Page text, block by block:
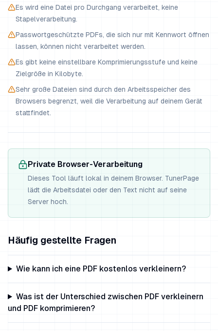
Es wird eine Datei pro Durchgang verarbeitet, keine
Stapelverarbeitung.
Passwortgeschützte PDFs, die sich nur mit Kennwort öffnen
lassen, können nicht verarbeitet werden.
Es gibt keine einstellbare Komprimierungsstufe und keine
Zielgröße in Kilobyte.
Sehr große Dateien sind durch den Arbeitsspeicher des
Browsers begrenzt, weil die Verarbeitung auf deinem Gerät
stattfindet.
Private Browser-Verarbeitung
Dieses Tool läuft lokal in deinem Browser. TunerPage
lädt die Arbeitsdatei oder den Text nicht auf seine
Server hoch.
Häufig gestellte Fragen
Wie kann ich eine PDF kostenlos verkleinern?
Was ist der Unterschied zwischen PDF verkleinern
und PDF komprimieren?